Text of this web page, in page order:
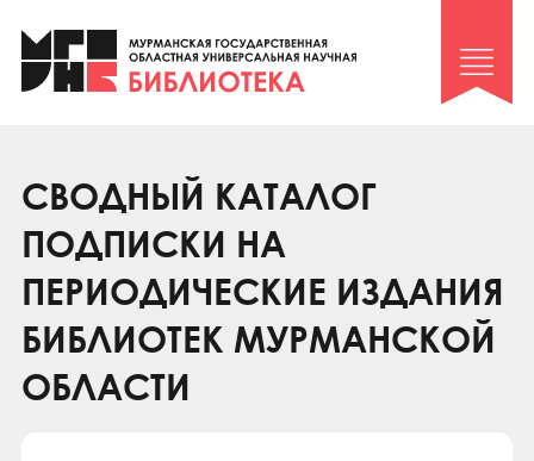
Клуб «Гиря и сельдерей»
Клуб «Семейный архив»
Коллегам
Контакты
СВОДНЫЙ КАТАЛОГ
ПОДПИСКИ НА
ПЕРИОДИЧЕСКИЕ ИЗДАНИЯ
БИБЛИОТЕК МУРМАНСКОЙ
ОБЛАСТИ